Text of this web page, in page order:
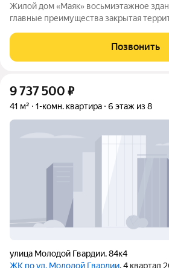
Жилой дом «Маяк» восьмиэтажное здание бизнескласса. Его
главные преимущества закрытая территория и подземная
38квартир. Компактность комплекса
дружелюбную атмосферу среди
Позвонить
9 737 500 ₽
41 м² 1-комн. квартира 6 этаж из 8
улица Молодой Гвардии,84к4
ЖК по ул. Молодой Гвардии, 4 квартал